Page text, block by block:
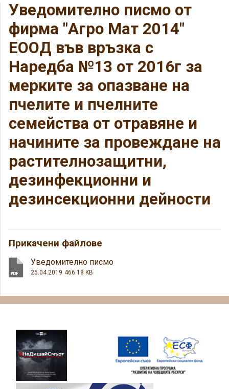
Уведомително писмо от
фирма "Агро Мат 2014"
ЕООД във връзка с
Наредба №13 от 2016г за
мерките за опазване на
пчелите и пчелните
семейства от отравяне и
начините за провеждане на
растителнозащитни,
дезинфекционни и
дезинсекционни дейности
Прикачени файлове
Уведомително писмо
25.04.2019 466.18 KB